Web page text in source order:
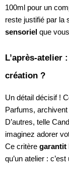
100ml pour un
reste justifié par la
sensoriel que
L’après-atelier
création ?
Un détail décisif !
Parfums,
D’autres, telle
imaginez adorer
Ce critère garantit
qu’un atelier :